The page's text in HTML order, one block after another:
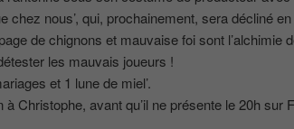
chez nous’, qui, prochainement, sera décliné en
de chignons et mauvaise foi sont l’alchimie
les mauvais joueurs !
et 1 lune de miel’.
Christophe, avant qu’il ne présente le 20h sur